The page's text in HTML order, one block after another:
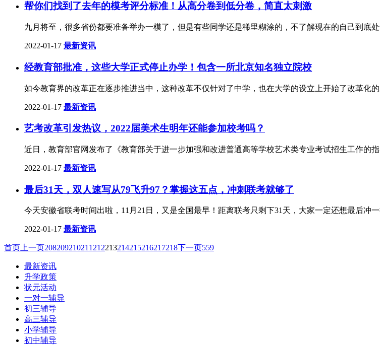
帮你们找到了去年的模考评分标准！从高分卷到低分卷，简直太刺激
九月将至，很多省份都要准备举办一模了，但是有些同学还是稀里糊涂的，不了解现在的自己到底
2022-01-17 最新资讯
经教育部批准，这些大学正式停止办学！包含一所北京知名独立院校
如今教育界的改革正在逐步推进当中，这种改革不仅针对了中学，也在大学的设立上开始了改革化
2022-01-17 最新资讯
艺考改革引发热议，2022届美术生明年还能参加校考吗？
近日，教育部官网发布了《教育部关于进一步加强和改进普通高等学校艺术类专业考试招生工作的
2022-01-17 最新资讯
最后31天，双人速写从79飞升97？掌握这五点，冲刺联考就够了
今天安徽省联考时间出啦，11月21日，又是全国最早！距离联考只剩下31天，大家一定还想最后冲
2022-01-17 最新资讯
首页 上一页208209210211 212213214215216217218下一页559
最新资讯
升学政策
状元活动
一对一辅导
初三辅导
高三辅导
小学辅导
初中辅导